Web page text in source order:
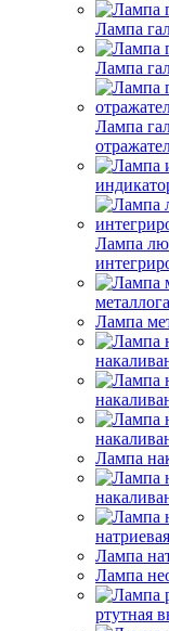
Лампа
Лампа
Лампа
Лампа
Лампа
Лампа
Лампа
Лампа
ртутная